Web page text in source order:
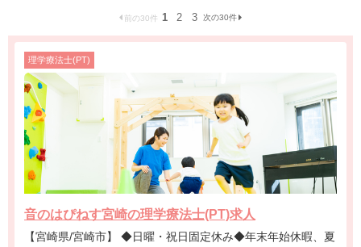
前の30件 1 2 3 次の30件
理学療法士(PT)
音のはぴねす宮崎の理学療法士(PT)求人
【宮崎県/宮崎市】 ◆日曜・祝日固定休み◆年末年始休暇、夏